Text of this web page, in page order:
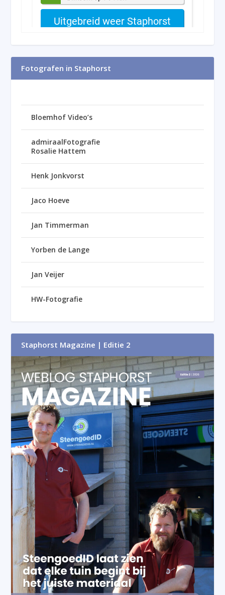
Fotografen in Staphorst
Bloemhof Video’s
admiraalFotografie
Rosalie Hattem
Henk Jonkvorst
Jaco Hoeve
Jan Timmerman
Yorben de Lange
Jan Veijer
HW-Fotografie
Staphorst Magazine | Editie 2